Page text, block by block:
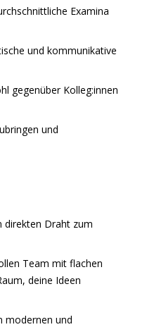
Examina
und kommunikative
gegenüber Kolleg:innen
und
direkten Draht zum
Team mit flachen
deine Ideen
modernen und